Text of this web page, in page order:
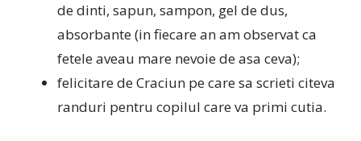
de dinti, sapun, sampon, gel de dus,
absorbante (in fiecare an am observat ca
fetele aveau mare nevoie de asa ceva);
felicitare de Craciun pe care sa scrieti citeva
randuri pentru copilul care va primi cutia.